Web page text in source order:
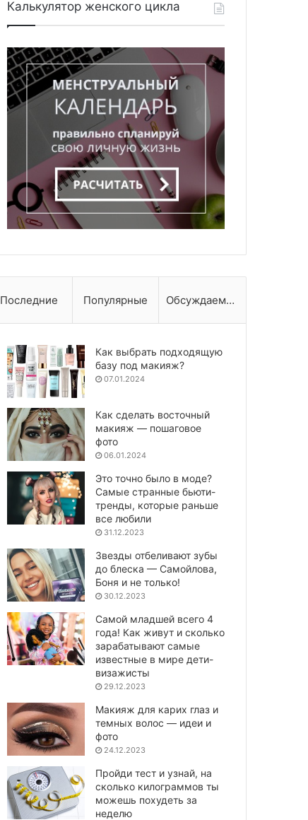
Калькулятор женского цикла
Последние Популярные Обсуждаемые
Как выбрать подходящую
базу под макияж?
07.01.2024
Как сделать восточный
макияж — пошаговое
фото
06.01.2024
Это точно было в моде?
Самые странные бьюти-
тренды, которые раньше
все любили
31.12.2023
Звезды отбеливают зубы
до блеска — Самойлова,
Боня и не только!
30.12.2023
Самой младшей всего 4
года! Как живут и сколько
зарабатывают самые
известные в мире дети-
визажисты
29.12.2023
Макияж для карих глаз и
темных волос — идеи и
фото
24.12.2023
Пройди тест и узнай, на
сколько килограммов ты
можешь похудеть за
неделю